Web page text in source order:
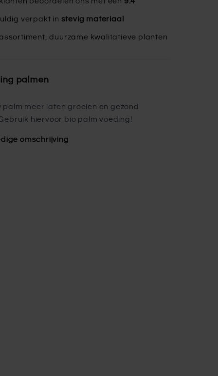
verpakt in stevig materiaal
duurzame kwalitatieve planten
palmen
palm meer laten groeien en gezond
hiervoor bio palm voeding!
omschrijving